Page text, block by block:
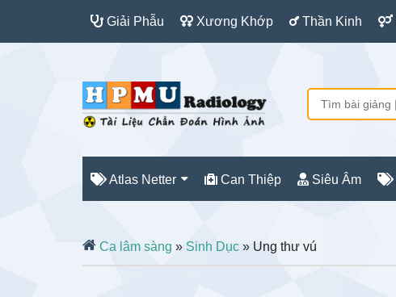
Giải Phẫu Xương Khớp Thần Kinh
Atlas Netter Can Thiệp Siêu Âm
Ca lâm sàng » Sinh Dục » Ung thư vú